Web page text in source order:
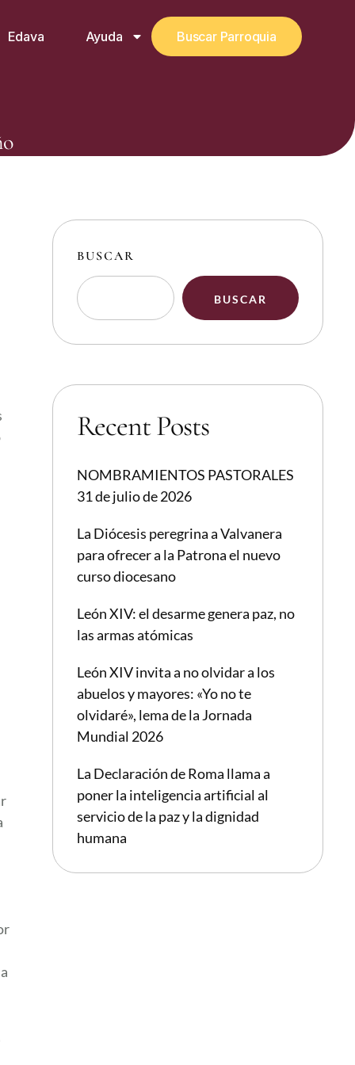
Edava Ayuda Buscar Parroquia
BUSCAR
BUSCAR
Recent Posts
NOMBRAMIENTOS PASTORALES
31 de julio de 2026
La Diócesis peregrina a Valvanera
para ofrecer a la Patrona el nuevo
curso diocesano
León XIV: el desarme genera paz, no
las armas atómicas
León XIV invita a no olvidar a los
abuelos y mayores: «Yo no te
olvidaré», lema de la Jornada
Mundial 2026
La Declaración de Roma llama a
poner la inteligencia artificial al
servicio de la paz y la dignidad
humana